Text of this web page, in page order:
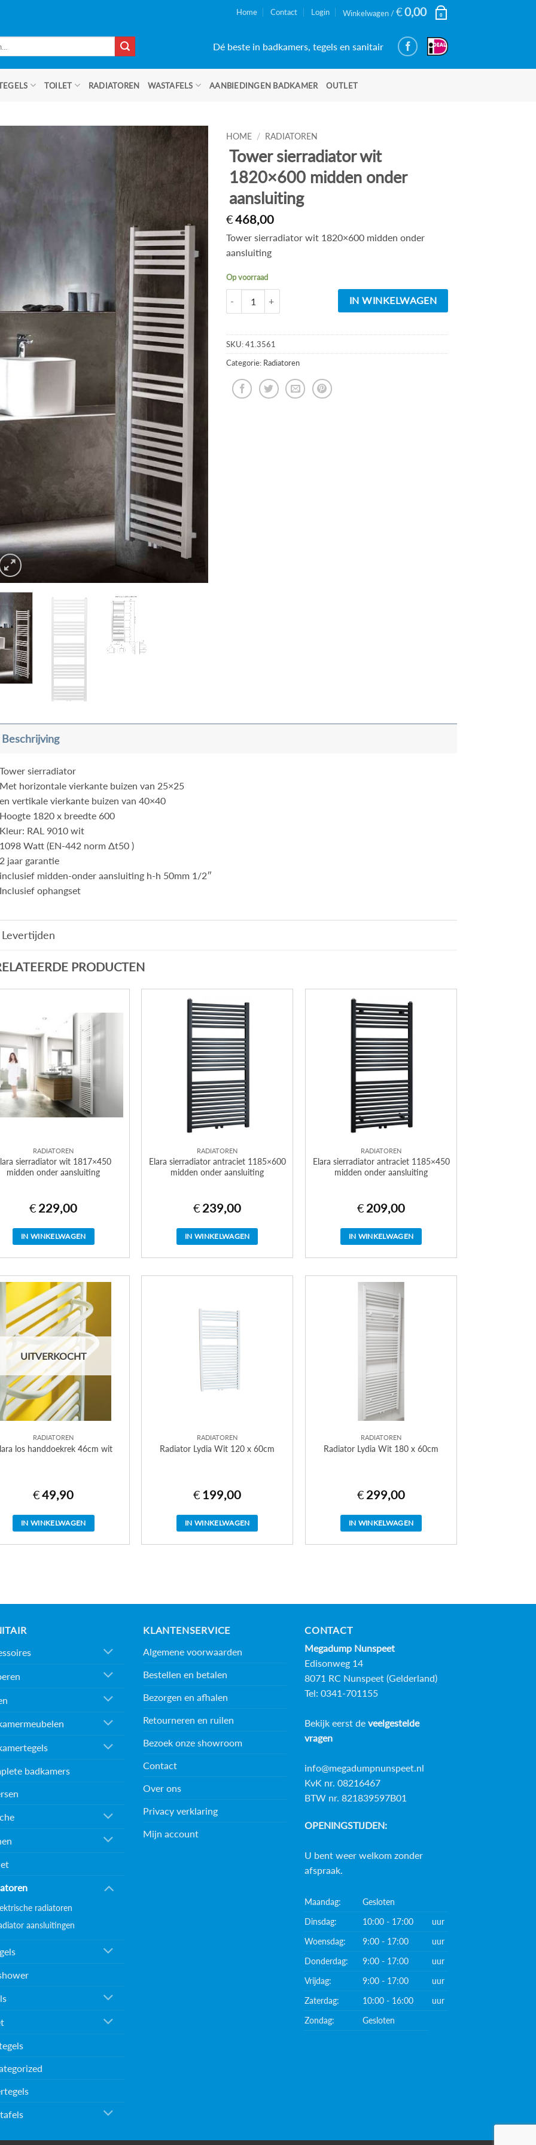
Home Contact Login Winkelwagen /€0,00 0
Dé beste in badkamers, tegels en sanitair
TOILET RADIATOREN WASTAFELS AANBIEDINGEN BADKAMER OUTLET
HOME / RADIATOREN
Tower sierradiator wit
1820×600 midden onder
aansluiting
€468,00
Tower sierradiator wit 1820×600 midden onder
aansluiting
Op voorraad
Tower sierradiator wit 1820x600 midden onder aansluiting aantal
IN WINKELWAGEN
SKU:41.3561
Categorie: Radiatoren
Beschrijving
Tower sierradiator
Met horizontale vierkante buizen van 25×25
en vertikale vierkante buizen van 40×40
Hoogte 1820 x breedte 600
Kleur: RAL 9010 wit
1098 Watt (EN-442 norm Δt50 )
2 jaar garantie
inclusief midden-onder aansluiting h-h 50mm 1/2″
Inclusief ophangset
Levertijden
PRODUCTEN
RADIATOREN
sierradiator wit 1817×450
midden onder aansluiting
€ 229,00
IN WINKELWAGEN
RADIATOREN
Elara sierradiator antraciet 1185×600
midden onder aansluiting
€ 239,00
IN WINKELWAGEN
RADIATOREN
Elara sierradiator antraciet 1185×450
midden onder aansluiting
€ 209,00
IN WINKELWAGEN
UITVERKOCHT
RADIATOREN
los handdoekrek 46cm wit
€49,90
IN WINKELWAGEN
RADIATOREN
Radiator Lydia Wit 120 x 60cm
€ 199,00
IN WINKELWAGEN
RADIATOREN
Radiator Lydia Wit 180 x 60cm
€ 299,00
IN WINKELWAGEN
badkamers
radiatoren
aansluitingen
KLANTENSERVICE
Algemene voorwaarden
Bestellen en betalen
Bezorgen en afhalen
Retourneren en ruilen
Bezoek onze showroom
Contact
Over ons
Privacy verklaring
Mijn account
CONTACT
Megadump Nunspeet
Edisonweg 14
8071 RC Nunspeet (Gelderland)
Tel: 0341-701155
Bekijk eerst de veelgestelde
vragen
info@megadumpnunspeet.nl
KvK nr. 08216467
BTW nr. 821839597B01
OPENINGSTIJDEN:
U bent weer welkom zonder
afspraak.
Maandag:
Gesloten
Dinsdag:
10:00 - 17:00
uur
Woensdag:
9:00 - 17:00
uur
Donderdag:
9:00 - 17:00
uur
Vrijdag:
9:00 - 17:00
uur
Zaterdag:
10:00 - 16:00
uur
Zondag:
Gesloten